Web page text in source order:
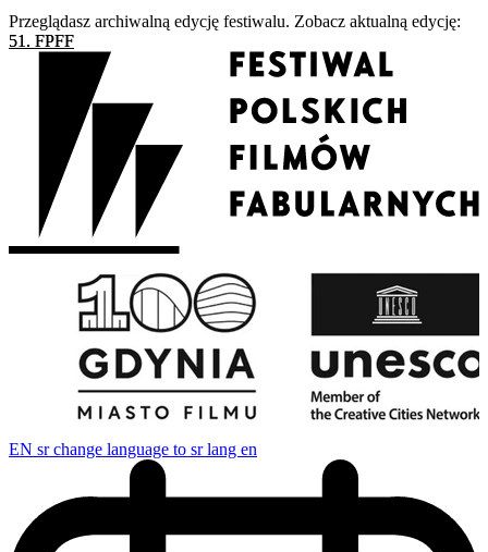
Przeglądasz archiwalną edycję festiwalu. Zobacz aktualną edycję:
51. FPFF
EN sr change language to sr lang en